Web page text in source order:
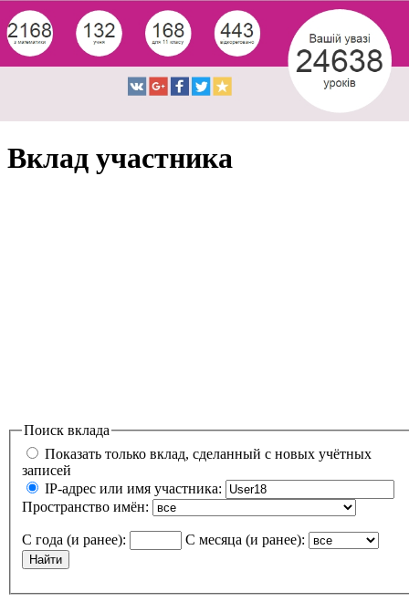
Вклад участника
Поиск вклада
Показать только вклад, сделанный с новых учётных
записей
IP-адрес или имя участника:
Пространство имён:
С года (и ранее): С месяца (и ранее):